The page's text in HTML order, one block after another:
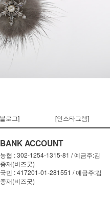
로그] [인스타그램]
BANK ACCOUNT
농협 : 302-1254-1315-81 / 예금주:김
종재(비즈굿)
국민 : 417201-01-281551 / 예금주:김
종재(비즈굿)